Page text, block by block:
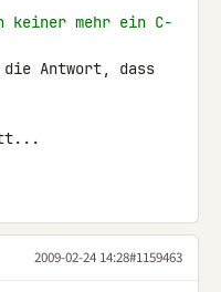
keiner mehr ein C-
die Antwort, dass
2009-02-24 14:28#1159463